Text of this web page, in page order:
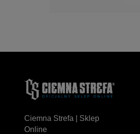
Ciemna Strefa | Sklep
Online